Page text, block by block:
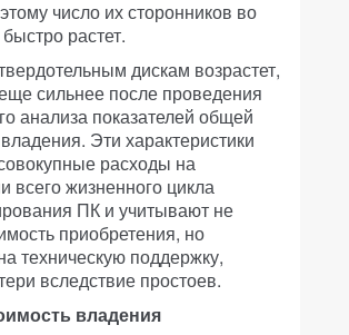
число их сторонников во
растет.
дискам возрастет,
сильнее после проведения
анализа показателей общей
Эти характеристики
расходы на
всего жизненного цикла
ПК и учитывают не
приобретения, но
техническую поддержку,
вследствие простоев.
владения